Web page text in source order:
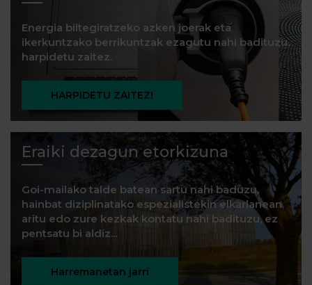
Energia biltegiratzeko azken joerak eta
ikerkuntzako berrikuntzak ezagutu nahi badituzu,
harpidetu zaitez.
HARPIDETU ZAITEZ!
Eraiki dezagun etorkizuna
Goi-mailako talde batean sartu nahi baduzu,
hainbat diziplinatako espezialistekin elkarlanean
aritu edo zure kezkak kontatu nahi badituzu, ez
pentsatu bi aldiz...
Harremanetan jarri